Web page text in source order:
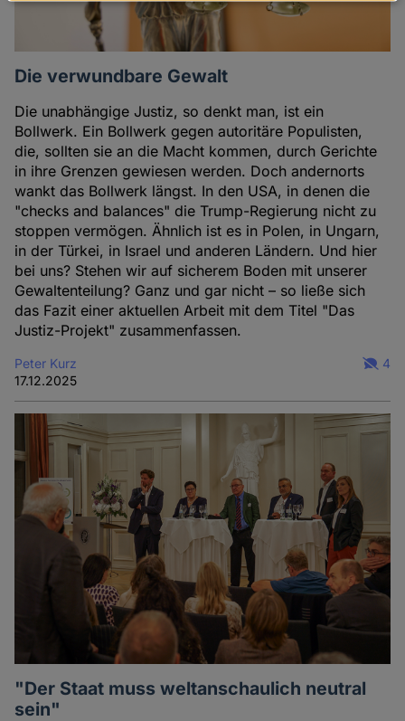
Die verwundbare Gewalt
Die unabhängige Justiz, so denkt man, ist ein
Bollwerk. Ein Bollwerk gegen autoritäre Populisten,
die, sollten sie an die Macht kommen, durch Gerichte
in ihre Grenzen gewiesen werden. Doch andernorts
wankt das Bollwerk längst. In den USA, in denen die
"checks and balances" die Trump-Regierung nicht zu
stoppen vermögen. Ähnlich ist es in Polen, in Ungarn,
in der Türkei, in Israel und anderen Ländern. Und hier
bei uns? Stehen wir auf sicherem Boden mit unserer
Gewaltenteilung? Ganz und gar nicht – so ließe sich
das Fazit einer aktuellen Arbeit mit dem Titel "Das
Justiz-Projekt" zusammenfassen.
Peter Kurz
17.12.2025
4
"Der Staat muss weltanschaulich neutral
sein"
Cookies